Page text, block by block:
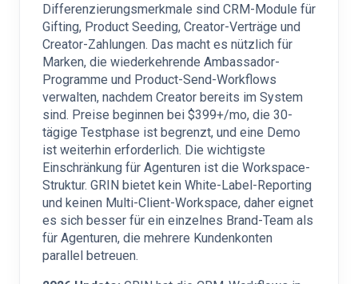
Differenzierungsmerkmale sind CRM-Module für
Gifting, Product Seeding, Creator-Verträge und
Creator-Zahlungen. Das macht es nützlich für
Marken, die wiederkehrende Ambassador-
Programme und Product-Send-Workflows
verwalten, nachdem Creator bereits im System
sind. Preise beginnen bei $399+/mo, die 30-
tägige Testphase ist begrenzt, und eine Demo
ist weiterhin erforderlich. Die wichtigste
Einschränkung für Agenturen ist die Workspace-
Struktur. GRIN bietet kein White-Label-Reporting
und keinen Multi-Client-Workspace, daher eignet
es sich besser für ein einzelnes Brand-Team als
für Agenturen, die mehrere Kundenkonten
parallel betreuen.